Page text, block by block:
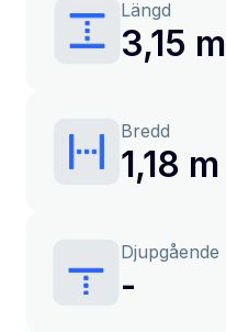
Längd
3,15 m
Bredd
1,18 m
Djupgående
-